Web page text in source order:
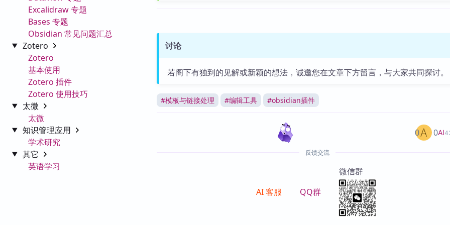
Excalidraw 专题
Bases 专题
Obsidian 常见问题汇总
Zotero
Zotero
基本使用
Zotero 插件
Zotero 使用技巧
太微
太微
知识管理应用
学术研究
其它
英语学习
讨论
若阁下有独到的见解或新颖的想法，诚邀您在文章下方留言，与大家共同探讨。
#模板与链接处理 #编辑工具 #obsidian插件
AI
0 0
反馈交流
AI 客服 QQ群
微信群